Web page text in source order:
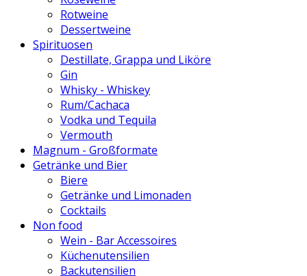
Rotweine
Dessertweine
Spirituosen
Destillate, Grappa und Liköre
Gin
Whisky - Whiskey
Rum/Cachaca
Vodka und Tequila
Vermouth
Magnum - Großformate
Getränke und Bier
Biere
Getränke und Limonaden
Cocktails
Non food
Wein - Bar Accessoires
Küchenutensilien
Backutensilien